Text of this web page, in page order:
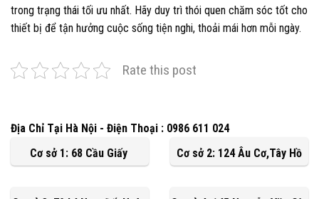
trong trạng thái tối ưu nhất. Hãy duy trì thói quen chăm sóc tốt cho
thiết bị để tận hưởng cuộc sống tiện nghi, thoải mái hơn mỗi ngày.
Rate this post
Địa Chỉ Tại Hà Nội - Điện Thoại : 0986 611 024
Cơ sở 1: 68 Cầu Giấy
Cơ sở 2: 124 Âu Cơ,Tây Hồ